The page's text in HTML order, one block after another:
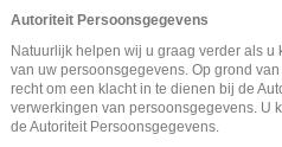
Autoriteit Persoonsgegevens
Natuurlijk helpen wij u graag verder als u
van uw persoonsgegevens. Op grond
recht om een klacht in te dienen bij de
verwerkingen van persoonsgegevens. U
de Autoriteit Persoonsgegevens.